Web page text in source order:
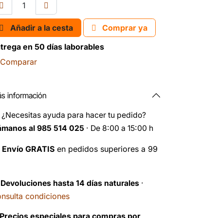
Añadir a la cesta
Comprar ya
en 50 días laborables
Comparar
información
¿Necesitas ayuda para hacer tu pedido?
al 985 514 025 · De 8:00 a 15:00 h
Envío GRATIS en pedidos superiores a 99
Devoluciones hasta 14 días naturales ·
condiciones